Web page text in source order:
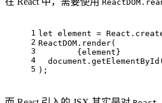
1
2
3
4
5
let element = React .
ReactDOM . render(
	{element}
document . getElementById
);